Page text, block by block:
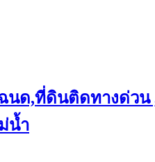
นด,ที่ดินติดทางด่ว
น้ำ